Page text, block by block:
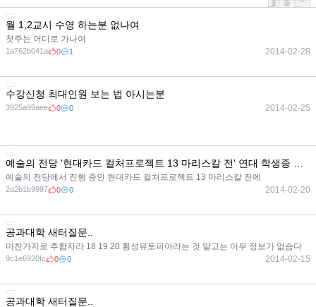
50427f05b8
월 1,2교시 수영 하는분 없나여
첫주는 어디로 가나여
1a762b041a 0 1 2014-02-28
수강신청 최대인원 보는 법 아시는분
3925a99aee 0 0 2014-02-25
예술의 전당 '현대카드 컬처프로젝트 13 마리스칼 전' 연대 학생증 제시하면 할인 받을 수 있어요.
예술의 전당에서 진행 중인 현대카드 컬처프로젝트 13 마리스칼 전에
2d2b1b9997 0 0 2014-02-20
공과대학 새터질문..
마찬가지로 추합자라 18 19 20 횡성유토피아라는 것 말고는 아무 정보가 없슴다
9c1e6920fc 0 0 2014-02-15
공과대학 새터질문..